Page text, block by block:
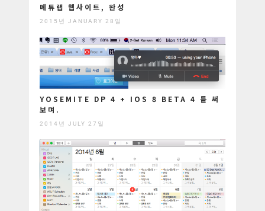
메튜랩 웹사이트, 완성
2015년 JANUARY 28일
YOSEMITE DP 4 + IOS 8 BETA 4 를 써
보며.
2014년 JULY 27일